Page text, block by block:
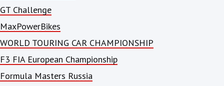
GT Challenge
MaxPowerBikes
WORLD TOURING CAR CHAMPIONSHIP
F3 FIA European Championship
Formula Masters Russia